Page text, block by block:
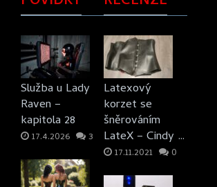
Služba u Lady
Raven –
kapitola 28
17.4.2026 3
Latexový
korzet se
šněrováním
LateX – Cindy …
17.11.2021 0